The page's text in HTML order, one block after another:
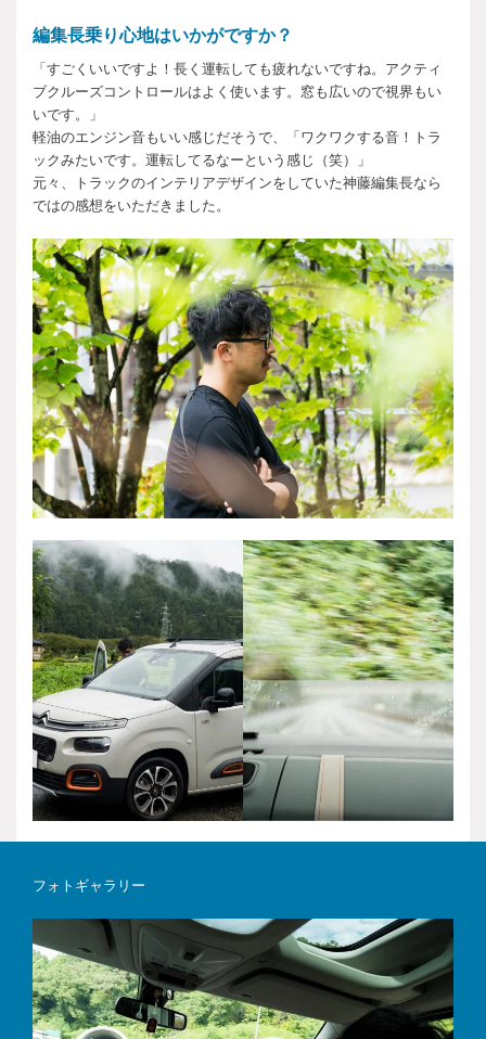
編集長乗り心地はいかがですか？
「すごくいいですよ！長く運転しても疲れないですね。アクティ
ブクルーズコントロールはよく使います。窓も広いので視界もい
いです。」
軽油のエンジン音もいい感じだそうで、「ワクワクする音！トラ
ックみたいです。運転してるなーという感じ（笑）」
元々、トラックのインテリアデザインをしていた神藤編集長なら
ではの感想をいただきました。
フォトギャラリー